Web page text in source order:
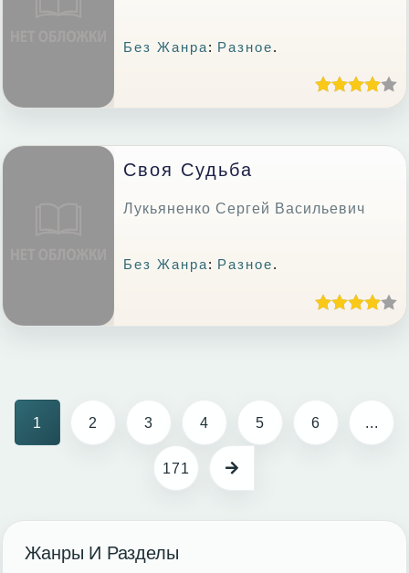
Без Жанра: Разное.
Своя Судьба
Лукьяненко Сергей Васильевич
Без Жанра: Разное.
1 2 3 4 5 6 ...
171
Жанры И Разделы